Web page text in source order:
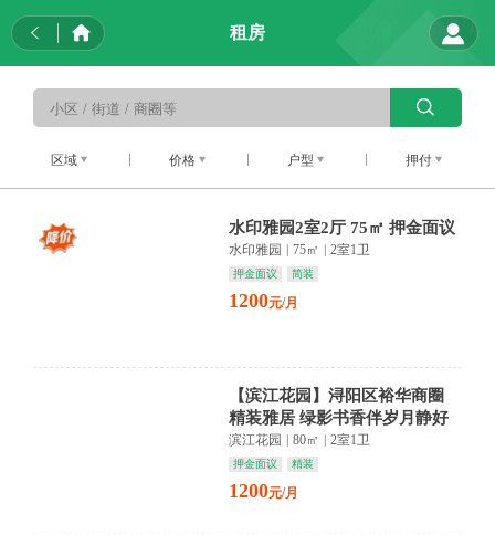
租房
区域 价格 户型 押付
水印雅园2室2厅 75㎡ 押金面议
水印雅园 75㎡ 2室1卫
押金面议 简装
1200元/月
【滨江花园】浔阳区裕华商圈
精装雅居 绿影书香伴岁月静好
滨江花园 80㎡ 2室1卫
押金面议 精装
1200元/月